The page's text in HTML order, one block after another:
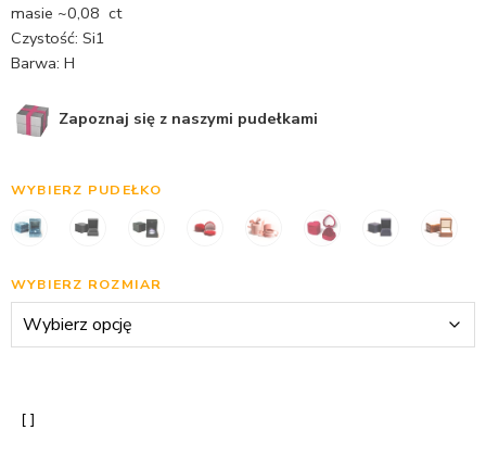
masie ~0,08 ct
Czystość: Si1
Barwa: H
Zapoznaj się z naszymi pudełkami
WYBIERZ PUDEŁKO
WYBIERZ ROZMIAR